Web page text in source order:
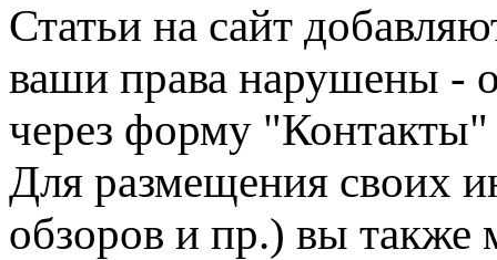
Статьи на сайт
ваши права нарушены -
через форму "Контакты"
Для размещения своих
обзоров и пр.) вы также